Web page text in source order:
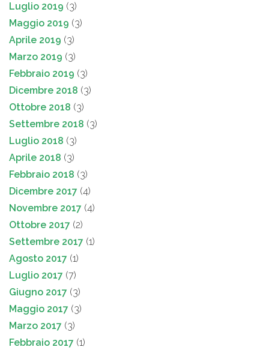
Luglio 2019 (3)
Maggio 2019 (3)
Aprile 2019 (3)
Marzo 2019 (3)
Febbraio 2019 (3)
Dicembre 2018 (3)
Ottobre 2018 (3)
Settembre 2018 (3)
Luglio 2018 (3)
Aprile 2018 (3)
Febbraio 2018 (3)
Dicembre 2017 (4)
Novembre 2017 (4)
Ottobre 2017 (2)
Settembre 2017 (1)
Agosto 2017 (1)
Luglio 2017 (7)
Giugno 2017 (3)
Maggio 2017 (3)
Marzo 2017 (3)
Febbraio 2017 (1)